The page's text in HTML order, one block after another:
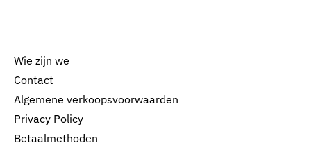
Wie zijn we
Contact
Algemene verkoopsvoorwaarden
Privacy Policy
Betaalmethoden